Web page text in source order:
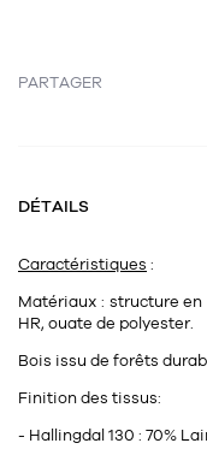
PARTAGER
DÉTAILS
Caractéristiques :
Matériaux : structure
HR, ouate de polyester.
Bois issu de forêts
Finition des tissus:
- Hallingdal 130 : 70%